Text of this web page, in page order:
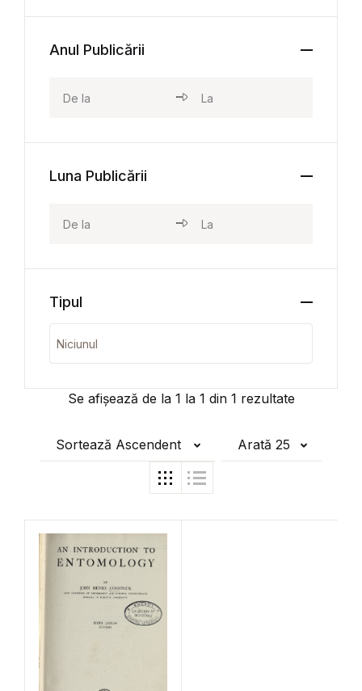
Se afișează de la 1 la 1 din 1 rezultate
Sortează Ascendent Arată 25
Anul Publicării
Luna Publicării
Tipul